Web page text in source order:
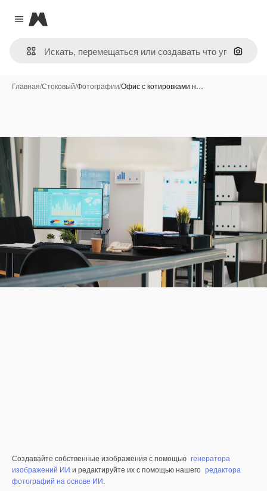
Close menu
Magnific
Поиск
Главная/Стоковый/Фотографии/Офис с котировками н…
Создавайте собственные изображения с помощью генератора
изображений ИИ и редактируйте их с помощью нашего редактора
фотографий на основе ИИ.